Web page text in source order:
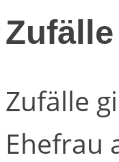
Zufälle
Ehefrau